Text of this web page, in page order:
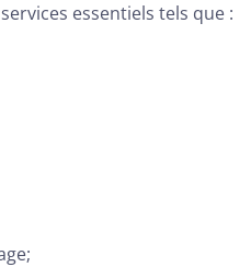
essentiels tels que :